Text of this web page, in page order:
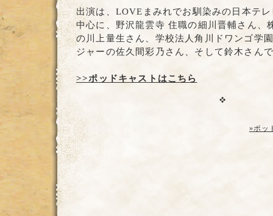
出演は、LOVEまみれでお馴染みの日本テ
中心に、野沢龍雲寺 住職の細川晋輔さん、
の川上量生さん、学校法人角川ドワンゴ学
ジャーの佐久間彩乃さん、そして鈴木さん
>>ポッドキャストはこちら
»ポッ